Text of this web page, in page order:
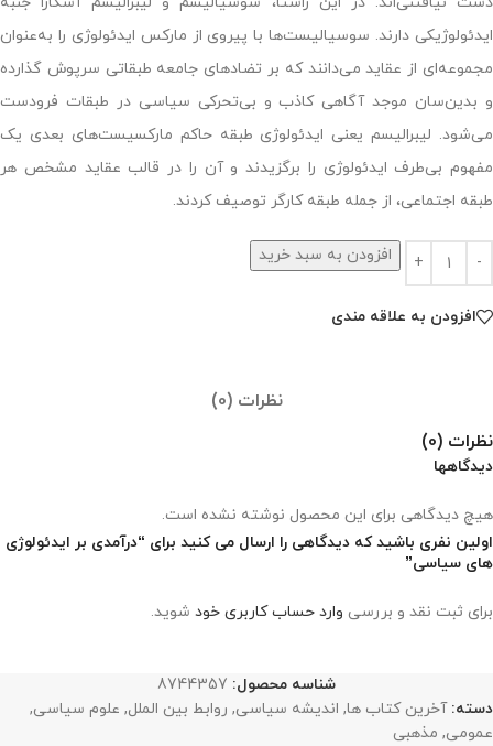
ایدئولوژیکی دارند. سوسیالیست‌ها با پیروی از مارکس ایدئولوژی را به‌عنوان
مجموعه‌ای از عقاید می‌دانند که بر تضادهای جامعه طبقاتی سرپوش گذارده
و بدین‌سان موجد آگاهی کاذب و بی‌تحرکی سیاسی در طبقات فرودست
می‌شود. لیبرالیسم یعنی ایدئولوژی طبقه حاکم مارکسیست‌های بعدی یک
مفهوم بی‌طرف ایدئولوژی را برگزیدند و آن را در قالب عقاید مشخص هر
طبقه اجتماعی، از جمله طبقه کارگر توصیف کردند.
افزودن به سبد خرید
افزودن به علاقه مندی
نظرات (0)
نظرات (0)
دیدگاهها
هیچ دیدگاهی برای این محصول نوشته نشده است.
اولین نفری باشید که دیدگاهی را ارسال می کنید برای “درآمدی بر ایدئولوژی
های سیاسی”
برای ثبت نقد و بررسی وارد حساب کاربری خود شوید.
شناسه محصول: 8744357
دسته: آخرین کتاب ها, اندیشه سیاسی, روابط بین الملل, علوم سیاسی,
عمومی, مذهبی